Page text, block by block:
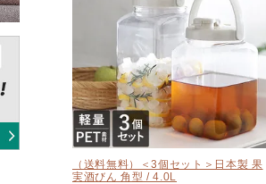
（送料無料）＜3個セット＞日本製 果
実酒びん 角型 / 4.0L